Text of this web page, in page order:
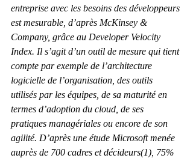
entreprise avec les besoins des développeurs
est mesurable, d’après McKinsey &
Company, grâce au Developer Velocity
Index. Il s’agit d’un outil de mesure qui tient
compte par exemple de l’architecture
logicielle de l’organisation, des outils
utilisés par les équipes, de sa maturité en
termes d’adoption du cloud, de ses
pratiques managériales ou encore de son
agilité. D’après une étude Microsoft menée
auprès de 700 cadres et décideurs(1), 75%